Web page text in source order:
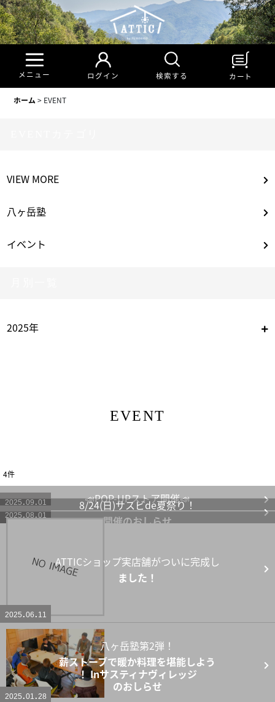
メニュー ログイン 検索する カート
ホーム > EVENT
EVENT
4件
2025 09 01 📣POP-UPストア開催📣
2025 08 01
8/24(日)サスビde夏祭り！
開催のおしらせ
2025 06 11
ATTICショップ実店舗がついに完成し
ました！
2025 01 28
八ヶ岳塾第2弾！
薪ストーブで暖か料理を堪能しよう
！ Inサスティナヴィレッジ
のおしらせ
VIEW MORE
八ヶ岳塾
イベント
2025年